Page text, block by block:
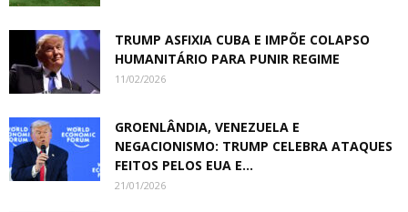
TRUMP ASFIXIA CUBA E IMPÕE COLAPSO
HUMANITÁRIO PARA PUNIR REGIME
11/02/2026
GROENLÂNDIA, VENEZUELA E
NEGACIONISMO: TRUMP CELEBRA ATAQUES
FEITOS PELOS EUA E...
21/01/2026